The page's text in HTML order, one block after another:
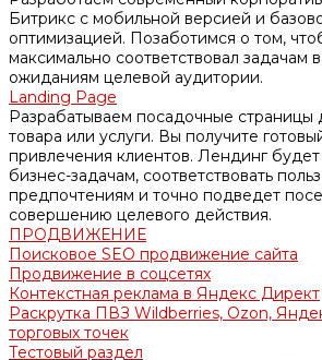
Битрикс с мобильной версией и
оптимизацией. Позаботимся о том,
максимально соответствовал задачам
ожиданиям целевой аудитории.
Landing Page
Разрабатываем посадочные страницы
товара или услуги. Вы получите
привлечения клиентов. Лендинг
бизнес-задачам, соответствовать
предпочтениям и точно подведет
совершению целевого действия.
ПРОДВИЖЕНИЕ
Поисковое SEO продвижение сайта
Продвижение в соцсетях
Контекстная реклама в Яндекс Директ
Раскрутка ПВЗ Wildberries, Ozon,
торговых точек
Тестовый раздел